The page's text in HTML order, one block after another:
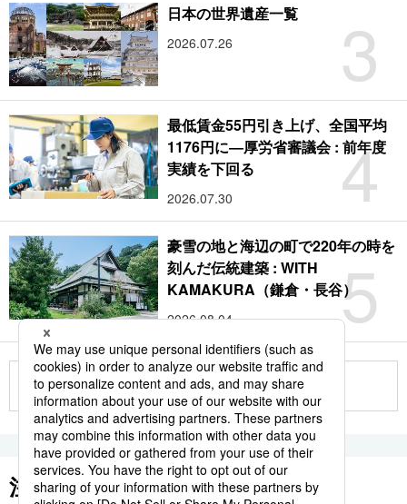
3
日本の世界遺産一覧
2026.07.26
4
最低賃金55円引き上げ、全国平均
1176円に―厚労省審議会 : 前年度
実績を下回る
2026.07.30
5
豪雪の地と海辺の町で220年の時を
刻んだ伝統建築 : WITH
KAMAKURA（鎌倉・長谷）
2026.08.04
もっと見る
注目のキーワード